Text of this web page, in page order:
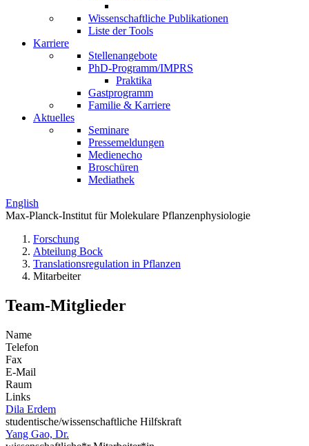
Wissenschaftliche Publikationen
Liste der Tools
Karriere
Stellenangebote
PhD-Programm/IMPRS
Praktika
Gastprogramm
Familie & Karriere
Aktuelles
Seminare
Pressemeldungen
Medienecho
Broschüren
Mediathek
English
Max-Planck-Institut für Molekulare Pflanzenphysiologie
Forschung
Abteilung Bock
Translations­regulation in Pflanzen
Mitarbeiter
Team-Mitglieder
Name
Telefon
Fax
E-Mail
Raum
Links
Dila Erdem
studentische/wissenschaftliche Hilfskraft
Yang Gao, Dr.